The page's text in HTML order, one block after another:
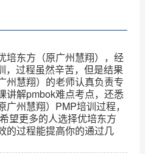
培东方（原广州慧翔），经
，过程虽然辛苦，但是结果
州慧翔）的老师认真负责专
讲解pmbok难点考点，还悉
州慧翔）PMP培训过程，
望更多的人选择优培东方
的过程能提高你的通过几